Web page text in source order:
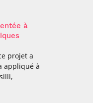
Double Diplôme
donnant accès aux
l’État
handicap, comment
faire ?
votre
Financement
à
projet a
appliqué à